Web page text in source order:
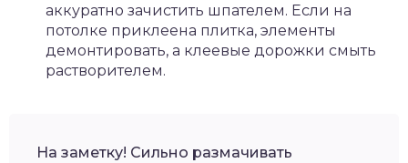
аккуратно зачистить шпателем. Если на
потолке приклеена плитка, элементы
демонтировать, а клеевые дорожки смыть
растворителем.
На заметку! Сильно размачивать